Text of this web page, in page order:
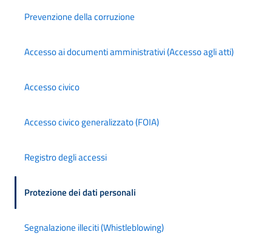
Prevenzione della corruzione
Accesso ai documenti amministrativi (Accesso agli atti)
Accesso civico
Accesso civico generalizzato (FOIA)
Registro degli accessi
Protezione dei dati personali
Segnalazione illeciti (Whistleblowing)